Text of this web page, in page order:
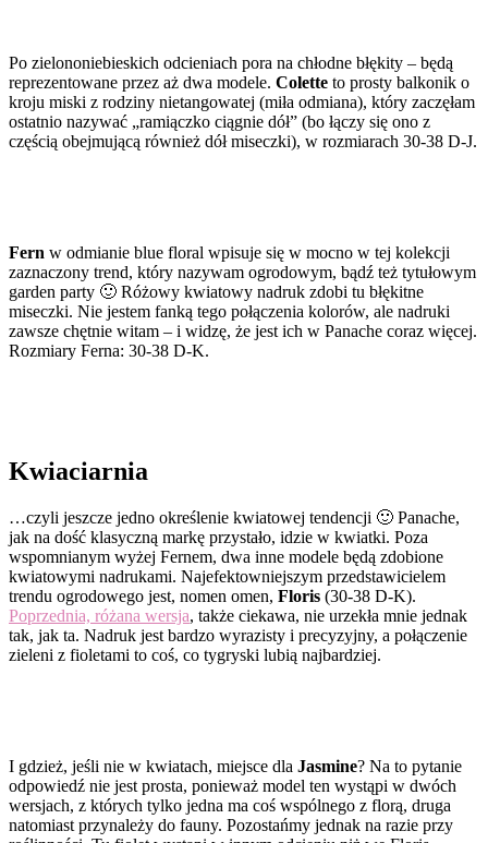
Po zielononiebieskich odcieniach pora na chłodne błękity – będą
reprezentowane przez aż dwa modele. Colette to prosty balkonik o
kroju miski z rodziny nietangowatej (miła odmiana), który zaczęłam
ostatnio nazywać „ramiączko ciągnie dół” (bo łączy się ono z
częścią obejmującą również dół miseczki), w rozmiarach 30-38 D-J.
Fern w odmianie blue floral wpisuje się w mocno w tej kolekcji
zaznaczony trend, który nazywam ogrodowym, bądź też tytułowym
garden party 🙂 Różowy kwiatowy nadruk zdobi tu błękitne
miseczki. Nie jestem fanką tego połączenia kolorów, ale nadruki
zawsze chętnie witam – i widzę, że jest ich w Panache coraz więcej.
Rozmiary Ferna: 30-38 D-K.
Kwiaciarnia
…czyli jeszcze jedno określenie kwiatowej tendencji 🙂 Panache,
jak na dość klasyczną markę przystało, idzie w kwiatki. Poza
wspomnianym wyżej Fernem, dwa inne modele będą zdobione
kwiatowymi nadrukami. Najefektowniejszym przedstawicielem
trendu ogrodowego jest, nomen omen, Floris (30-38 D-K).
Poprzednia, różana wersja, także ciekawa, nie urzekła mnie jednak
tak, jak ta. Nadruk jest bardzo wyrazisty i precyzyjny, a połączenie
zieleni z fioletami to coś, co tygryski lubią najbardziej.
I gdzież, jeśli nie w kwiatach, miejsce dla Jasmine? Na to pytanie
odpowiedź nie jest prosta, ponieważ model ten wystąpi w dwóch
wersjach, z których tylko jedna ma coś wspólnego z florą, druga
natomiast przynależy do fauny. Pozostańmy jednak na razie przy